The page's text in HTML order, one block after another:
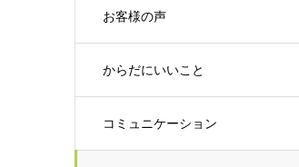
お客様の声
からだにいいこと
コミュニケーション